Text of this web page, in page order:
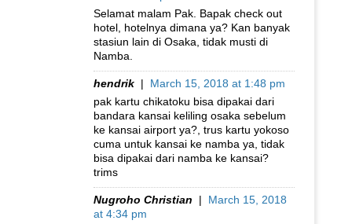
Selamat malam Pak. Bapak check out
hotel, hotelnya dimana ya? Kan banyak
stasiun lain di Osaka, tidak musti di
Namba.
hendrik | March 15, 2018 at 1:48 pm
pak kartu chikatoku bisa dipakai dari
bandara kansai keliling osaka sebelum
ke kansai airport ya?, trus kartu yokoso
cuma untuk kansai ke namba ya, tidak
bisa dipakai dari namba ke kansai?
trims
Nugroho Christian | March 15, 2018
at 4:34 pm